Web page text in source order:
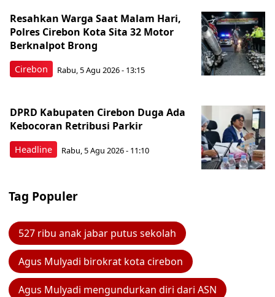
Cirebon
Resahkan Warga Saat Malam Hari,
Polres Cirebon Kota Sita 32 Motor
Berknalpot Brong
Rabu, 5 Agu 2026 - 13:15
Headline
DPRD Kabupaten Cirebon Duga Ada
Kebocoran Retribusi Parkir
Rabu, 5 Agu 2026 - 11:10
Tag Populer
527 ribu anak jabar putus sekolah
Agus Mulyadi birokrat kota cirebon
Agus Mulyadi mengundurkan diri dari ASN